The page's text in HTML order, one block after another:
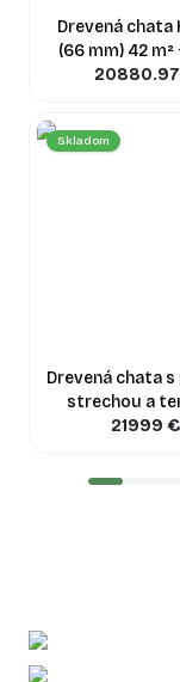
Drevená chata
(66 mm) 42 m²
terasa
20880.97
Skladom
Drevená chata
strechou a
HYMER (44+44
21999 €